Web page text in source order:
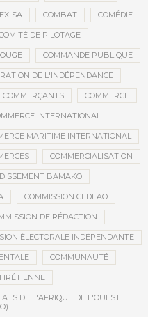
SA COMBAT COMÉDIE
DE PILOTAGE
COMMANDE PUBLIQUE
DE L'INDÉPENDANCE
COMMERÇANTS COMMERCE
INTERNATIONAL
MARITIME INTERNATIONAL
COMMERCIALISATION
BAMAKO
COMMISSION CEDEAO
DE RÉDACTION
ÉLECTORALE INDÉPENDANTE
COMMUNAUTÉ
DE L'AFRIQUE DE L'OUEST